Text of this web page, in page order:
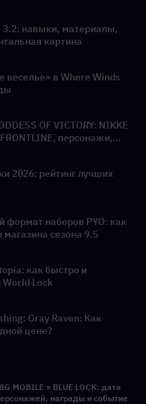
3.2: навыки, материалы,
картина
веселье» в Where Winds
OF VICTORY: NIKKE
персонажи,
2026: рейтинг лучших
формат наборов PYO: как
сезона 9.5
как быстро и
World Lock
Gray Raven: Как
цене?
MOBILE × BLUE LOCK: дата
награды и событие